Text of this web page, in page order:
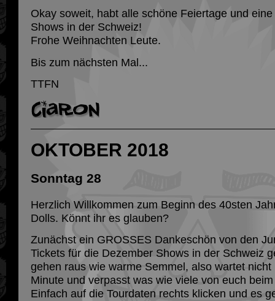
Okay soweit, habt alle schöne Feiertage und
Shows in der Schweiz!
Frohe Weihnachten Leute.
Bis zum nächsten Mal...
TTFN
OKTOBER 2018
Sonntag 28
Herzlich Willkommen zum Beginn des 40sten
Dolls. Könnt ihr es glauben?
Zunächst ein GROSSES Dankeschön von den
Tickets für die Dezember Shows in der Schweiz
gehen raus wie warme Semmel, also wartet
Minute und verpasst was wie viele von euch
Einfach auf die Tourdaten rechts klicken und es